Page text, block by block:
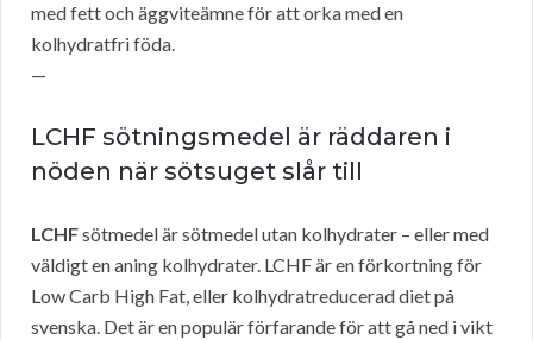
med fett och äggviteämne för att orka med en
kolhydratfri föda.
—
LCHF sötningsmedel är räddaren i
nöden när sötsuget slår till
LCHFsötmedel är sötmedel utan kolhydrater – eller med
väldigt en aning kolhydrater. LCHF är en förkortning för
Low Carb High Fat, eller kolhydratreducerad diet på
svenska. Det är en populär förfarande för att gå ned i vikt